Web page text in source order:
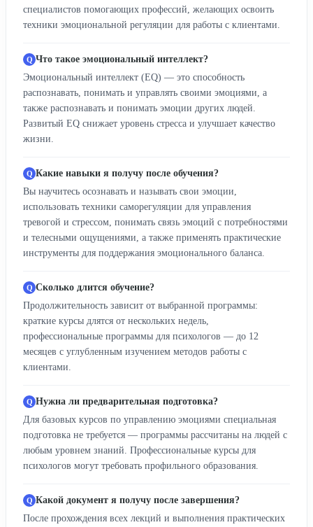
специалистов помогающих профессий, желающих освоить
техники эмоциональной регуляции для работы с клиентами.
Что такое эмоциональный интеллект?
Эмоциональный интеллект (EQ) — это способность
распознавать, понимать и управлять своими эмоциями, а
также распознавать и понимать эмоции других людей.
Развитый EQ снижает уровень стресса и улучшает качество
жизни.
Какие навыки я получу после обучения?
Вы научитесь осознавать и называть свои эмоции,
использовать техники саморегуляции для управления
тревогой и стрессом, понимать связь эмоций с потребностями
и телесными ощущениями, а также применять практические
инструменты для поддержания эмоционального баланса.
Сколько длится обучение?
Продолжительность зависит от выбранной программы:
краткие курсы длятся от нескольких недель,
профессиональные программы для психологов — до 12
месяцев с углубленным изучением методов работы с
клиентами.
Нужна ли предварительная подготовка?
Для базовых курсов по управлению эмоциями специальная
подготовка не требуется — программы рассчитаны на людей с
любым уровнем знаний. Профессиональные курсы для
психологов могут требовать профильного образования.
Какой документ я получу после завершения?
После прохождения всех лекций и выполнения практических